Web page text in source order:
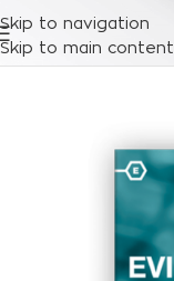
Skip to navigation
Skip to main content